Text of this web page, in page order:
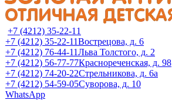
+7 (4212) 35-22-11
+7 (4212) 35-22-11Вострецова, д. 6
+7 (4212) 76-44-11Льва Толстого, д. 2
+7 (4212) 56-77-77Краснореченская, д. 98
+7 (4212) 74-20-22Стрельникова, д. 6а
+7 (4212) 54-59-05Суворова, д. 10
WhatsApp